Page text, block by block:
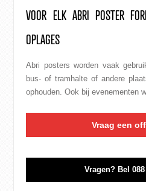
VOOR ELK ABRI POSTER
OPLAGES
Abri posters worden vaak
bus- of tramhalte of andere
ophouden. Ook bij evenementen
Vraag een
Vragen? Bel